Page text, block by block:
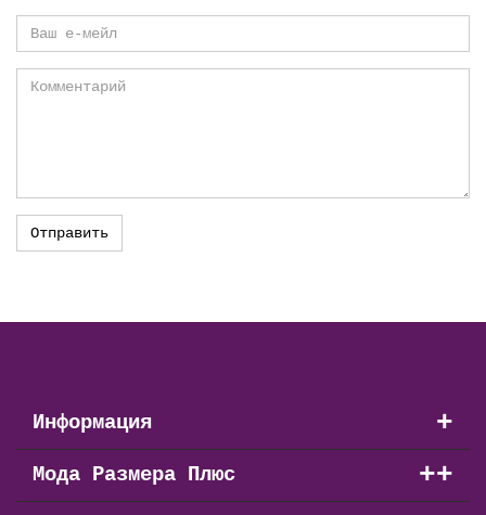
Информация +
Мода Размера Плюс +
+